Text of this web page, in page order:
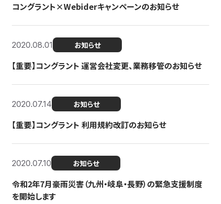
コングラント×Webiderキャンペーンのお知らせ
2020.08.01 お知らせ
【重要】コングラント 運営会社変更、業務移管のお知らせ
2020.07.14 お知らせ
【重要】コングラント 利用規約改訂のお知らせ
2020.07.10 お知らせ
令和2年7月豪雨災害（九州・岐阜・長野）の緊急支援制度
を開始します